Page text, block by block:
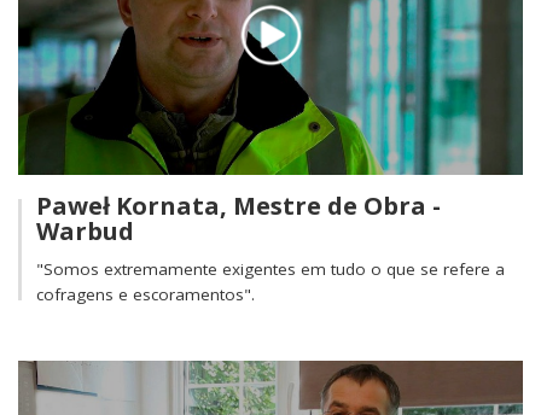
Paweł Kornata, Mestre de Obra -
Warbud
"Somos extremamente exigentes em tudo o que se refere a
cofragens e escoramentos".